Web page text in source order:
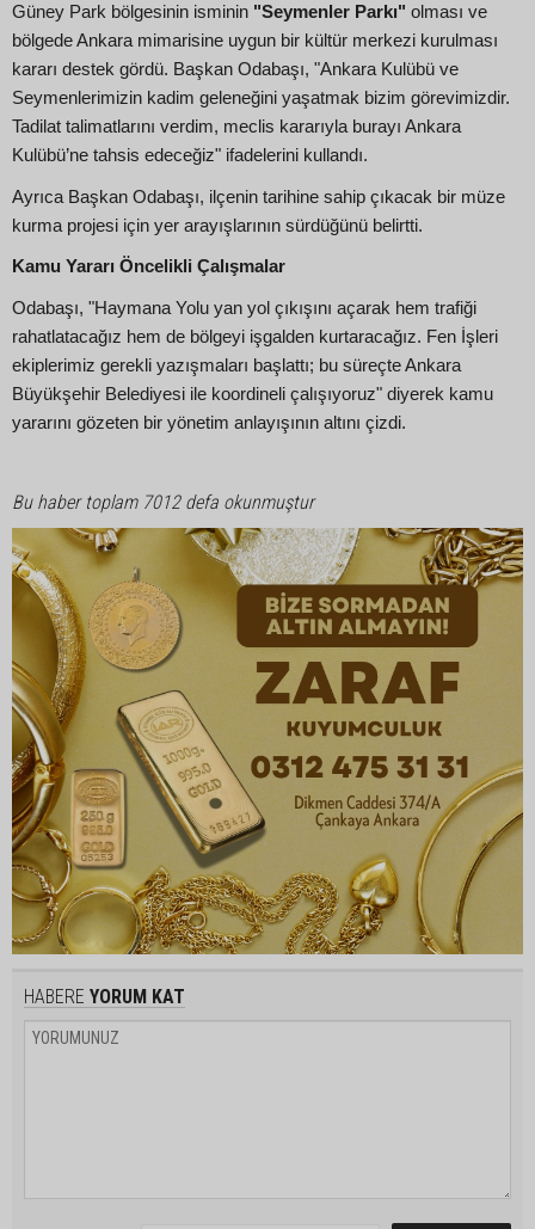
Güney Park bölgesinin isminin "Seymenler Parkı" olması ve
bölgede Ankara mimarisine uygun bir kültür merkezi kurulması
kararı destek gördü. Başkan Odabaşı, "Ankara Kulübü ve
Seymenlerimizin kadim geleneğini yaşatmak bizim görevimizdir.
Tadilat talimatlarını verdim, meclis kararıyla burayı Ankara
Kulübü’ne tahsis edeceğiz" ifadelerini kullandı.
Ayrıca Başkan Odabaşı, ilçenin tarihine sahip çıkacak bir müze
kurma projesi için yer arayışlarının sürdüğünü belirtti.
Kamu Yararı Öncelikli Çalışmalar
Odabaşı, "Haymana Yolu yan yol çıkışını açarak hem trafiği
rahatlatacağız hem de bölgeyi işgalden kurtaracağız. Fen İşleri
ekiplerimiz gerekli yazışmaları başlattı; bu süreçte Ankara
Büyükşehir Belediyesi ile koordineli çalışıyoruz" diyerek kamu
yararını gözeten bir yönetim anlayışının altını çizdi.
Bu haber toplam 7012 defa okunmuştur
HABERE YORUM KAT